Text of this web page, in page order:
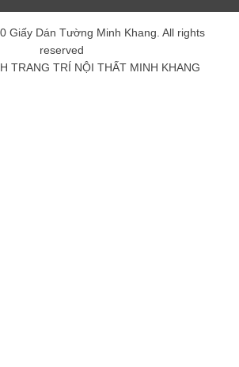
Giấy Dán Tường Minh Khang. All rights
reserved
TRANG TRÍ NỘI THẤT MINH KHANG